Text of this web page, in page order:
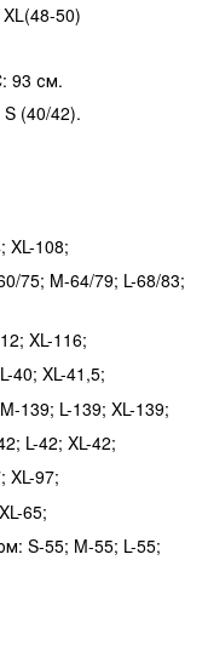
50)
93 см.
(40/42).
XL-108;
75; M-64/79; L-68/83;
XL-116;
40; XL-41,5;
139; L-139; XL-139;
L-42; XL-42;
XL-97;
65;
S-55; M-55; L-55;